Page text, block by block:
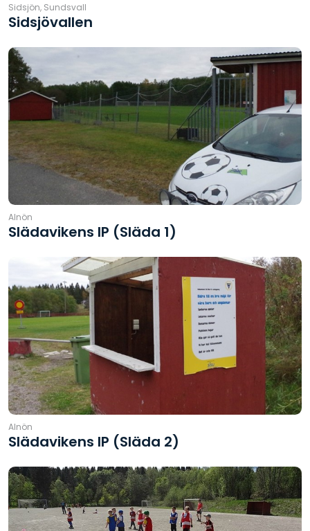
Sidsjön, Sundsvall
Sidsjövallen
Alnön
Slädavikens IP (Släda 1)
Alnön
Slädavikens IP (Släda 2)